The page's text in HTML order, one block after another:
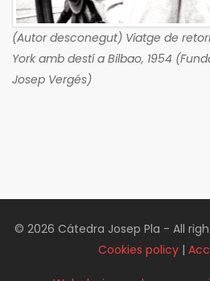
(Autor desconegut) Viatge de
York amb destí a Bilbao, 1954
Josep Vergés)
© 2026 Cátedra Josep Pla - All
Cookies policy |